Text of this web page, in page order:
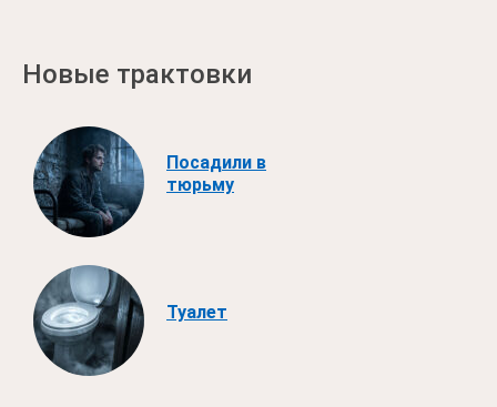
Новые трактовки
Посадили в
тюрьму
Туалет